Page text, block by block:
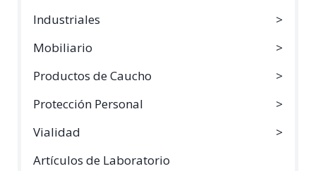
Industriales
Mobiliario
Productos de Caucho
Protección Personal
Vialidad
Artículos de Laboratorio